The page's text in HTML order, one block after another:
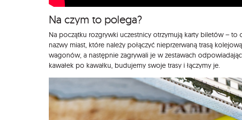
Na czym to polega?
Na początku rozgrywki uczestnicy otrzymują karty biletów – to
nazwy miast, które należy połączyć nieprzerwaną trasą
wagonów, a następnie zagrywali je w zestawach
kawałek po kawałku, budujemy swoje trasy i łączymy je.